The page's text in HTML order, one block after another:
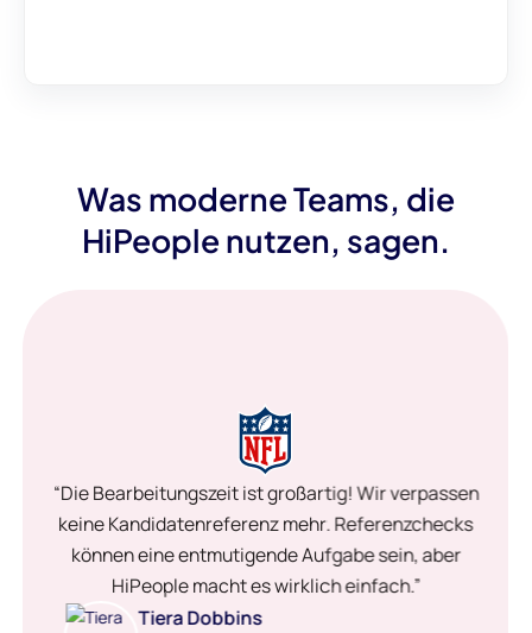
Was moderne Teams, die
HiPeople nutzen, sagen.
“Die Bearbeitungszeit ist großartig! Wir verpassen
keine Kandidatenreferenz mehr. Referenzchecks
können eine entmutigende Aufgabe sein, aber
HiPeople macht es wirklich einfach.”
Tiera Dobbins